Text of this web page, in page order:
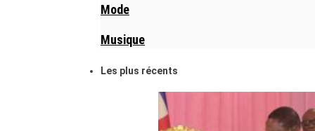
Mode
Musique
Les plus récents